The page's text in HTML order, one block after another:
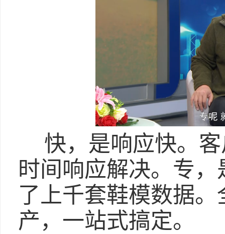
快，是响应快。
时间响应解决。专
了上千套鞋模数据
产，一站式搞定。